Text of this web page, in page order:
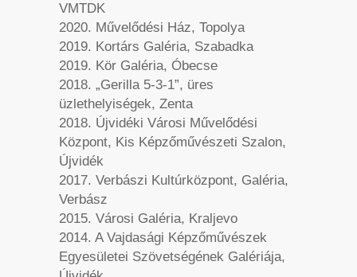
VMTDK
2020. Művelődési Ház, Topolya
2019. Kortárs Galéria, Szabadka
2019. Kör Galéria, Óbecse
2018. „Gerilla 5-3-1”, üres
üzlethelyiségek, Zenta
2018. Újvidéki Városi Művelődési
Központ, Kis Képzőművészeti Szalon,
Újvidék
2017. Verbászi Kultúrközpont, Galéria,
Verbász
2015. Városi Galéria, Kraljevo
2014. A Vajdasági Képzőművészek
Egyesületei Szövetségének Galériája,